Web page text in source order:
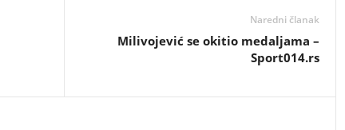
Naredni članak
Milivojević se okitio medaljama –
Sport014.rs